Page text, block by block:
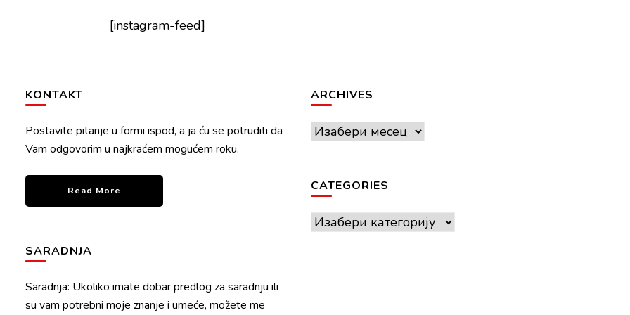
[instagram-feed]
KONTAKT
Postavite pitanje u formi ispod, a ja ću se potruditi da
Vam odgovorim u najkraćem mogućem roku.
Read More
SARADNJA
Saradnja: Ukoliko imate dobar predlog za saradnju ili
su vam potrebni moje znanje i umeće, možete me
ARCHIVES
Archives
CATEGORIES
Categories